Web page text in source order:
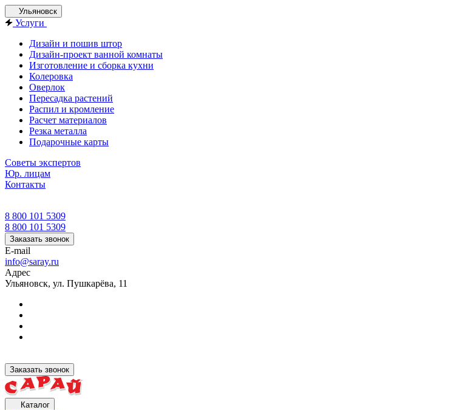
Ульяновск
Услуги
Дизайн и пошив штор
Дизайн-проект ванной комнаты
Изготовление и сборка кухни
Колеровка
Оверлок
Пересадка растений
Распил и кромление
Расчет материалов
Резка металла
Подарочные карты
Советы экспертов
Юр. лицам
Контакты
8 800 101 5309
8 800 101 5309
Заказать звонок
E-mail
info@saray.ru
Адрес
Ульяновск, ул. Пушкарёва, 11
Заказать звонок
Каталог